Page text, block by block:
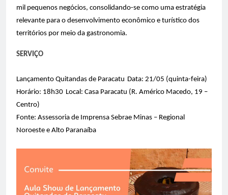
mil pequenos negócios, consolidando-se como uma estratégia
relevante para o desenvolvimento econômico e turístico dos
territórios por meio da gastronomia.
SERVIÇO
Lançamento Quitandas de Paracatu Data: 21/05 (quinta-feira)
Horário: 18h30 Local: Casa Paracatu (R. Américo Macedo, 19 –
Centro)
Fonte: Assessoria de Imprensa Sebrae Minas – Regional
Noroeste e Alto Paranaíba